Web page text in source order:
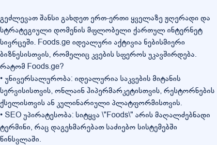
გეძლევათ შანსი გახდეთ ერთ-ერთი ყველაზე ჟღერადი და
სტრატეგიული დომენის მფლობელი ქართულ ინტერნეტ
სივრცეში. Foods.ge იდეალური აქტივია ნებისმიერი
ბიზნესისთვის, რომელიც კვების სფეროს უკავშირდება.
რატომ Foods.ge?
• უნივერსალურობა: იდეალურია საკვების მიტანის
სერვისისთვის, ონლაინ ჰიპერმარკეტისთვის, რესტორნების
ქსელისთვის ან კულინარიული პლატფორმისთვის.
• SEO უპირატესობა: სიტყვა \"Foods\" არის მაღალძებნადი
ტერმინი, რაც დაგეხმარებათ საძიებო სისტემებში
წინსვლაში.